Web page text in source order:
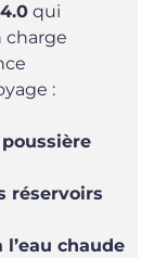
qui
charge
:
réservoirs
chaude